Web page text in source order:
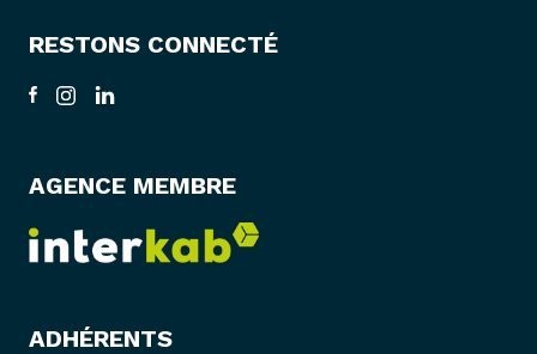
RESTONS CONNECTÉ
AGENCE MEMBRE
ADHÉRENTS